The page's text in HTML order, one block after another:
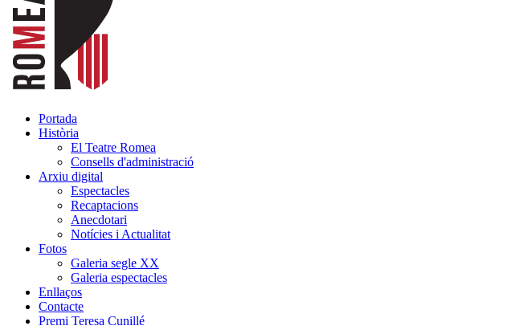
Portada
Història
El Teatre Romea
Consells d'administració
Arxiu digital
Espectacles
Recaptacions
Anecdotari
Notícies i Actualitat
Fotos
Galeria segle XX
Galeria espectacles
Enllaços
Contacte
Premi Teresa Cunillé